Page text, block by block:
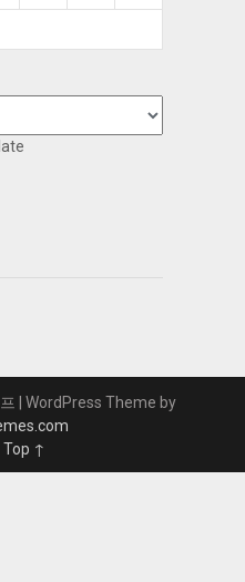
| WordPress Theme by
Top ↑